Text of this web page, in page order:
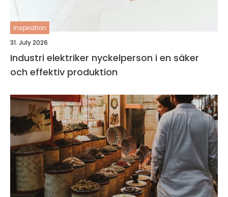
inspiration
31. July 2026
Industri elektriker nyckelperson i en säker
och effektiv produktion